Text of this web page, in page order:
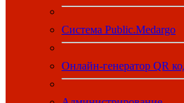
Система Public.Medargo
Онлайн-генератор QR